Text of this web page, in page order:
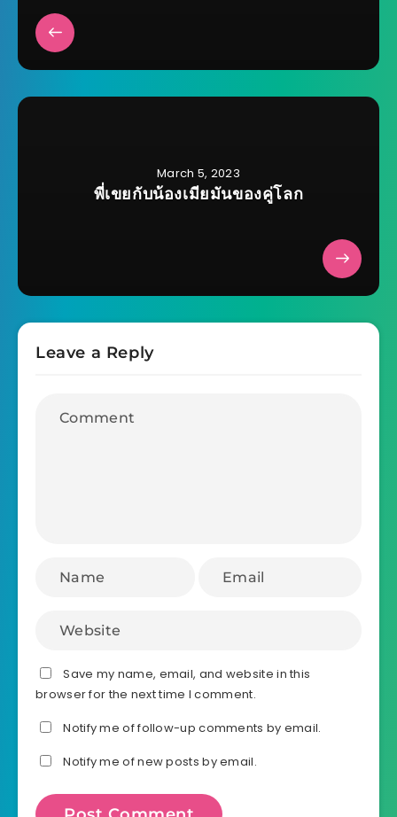
March 5, 2023
พี่เขยกับน้องเมียมันของคู่โลก
Leave a Reply
Save my name, email, and website in this
browser for the next time I comment.
Notify me of follow-up comments by email.
Notify me of new posts by email.